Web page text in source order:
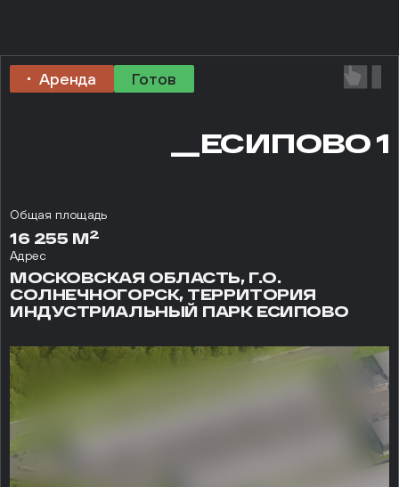
Аренда Готов
__ЕСИПОВО 1
Общая площадь
16 255 М2
Адрес
МОСКОВСКАЯ ОБЛАСТЬ, Г.О.
СОЛНЕЧНОГОРСК, ТЕРРИТОРИЯ
ИНДУСТРИАЛЬНЫЙ ПАРК ЕСИПОВО